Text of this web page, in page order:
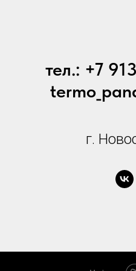
тел.: +7
г.